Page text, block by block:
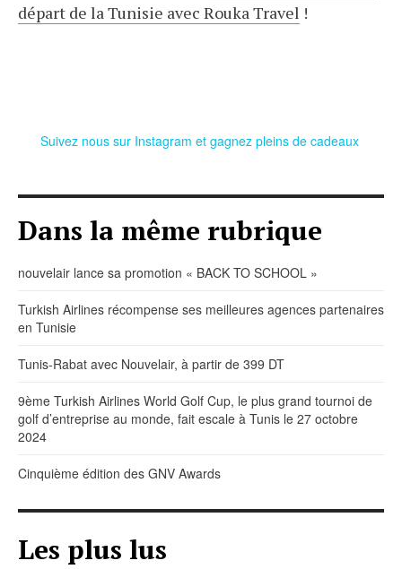
départ de la Tunisie avec Rouka Travel !
Suivez nous sur Instagram et gagnez pleins de cadeaux
Dans la même rubrique
nouvelair lance sa promotion « BACK TO SCHOOL »
Turkish Airlines récompense ses meilleures agences partenaires
en Tunisie
Tunis-Rabat avec Nouvelair, à partir de 399 DT
9ème Turkish Airlines World Golf Cup, le plus grand tournoi de
golf d’entreprise au monde, fait escale à Tunis le 27 octobre
2024
Cinquième édition des GNV Awards
Les plus lus